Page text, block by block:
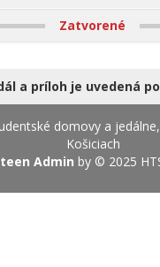
17.08.2026
Zatvorené
a príloh je uvedená
domovy a
Košiciach
Admin by © 2025